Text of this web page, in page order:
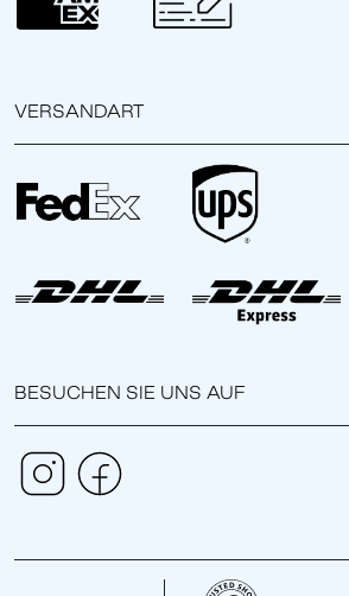
VERSANDART
BESUCHEN SIE UNS AUF